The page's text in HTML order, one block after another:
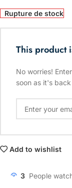
Rupture de stock
This product
No worries!
soon as it's
Add to wishlist
3 People